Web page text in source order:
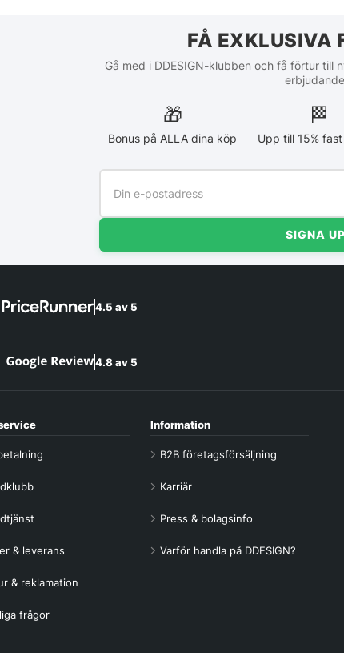
FÅ EXKLUSIVA
Gå med i DDESIGN-klubben och få förtur till
🎁
Bonus på ALLA dina köp
🏁︎
Upp till 15%
SIGNA
4.5 av 5
4.8 av 5
& leverans
& reklamation
frågor
Information
B2B företagsförsäljning
Karriär
Press & bolagsinfo
Varför handla på DDESIGN?